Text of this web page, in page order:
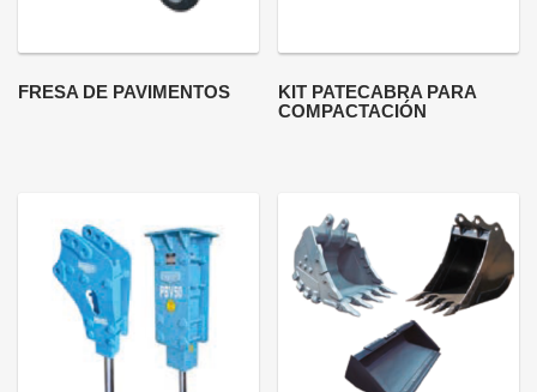
FRESA DE PAVIMENTOS
KIT PATECABRA PARA
COMPACTACIÓN